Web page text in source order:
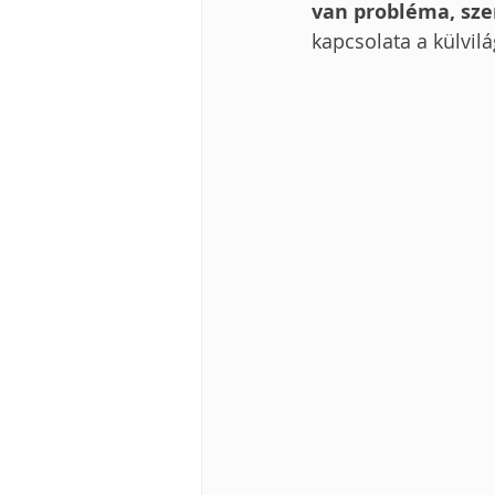
van probléma,
kapcsolata a